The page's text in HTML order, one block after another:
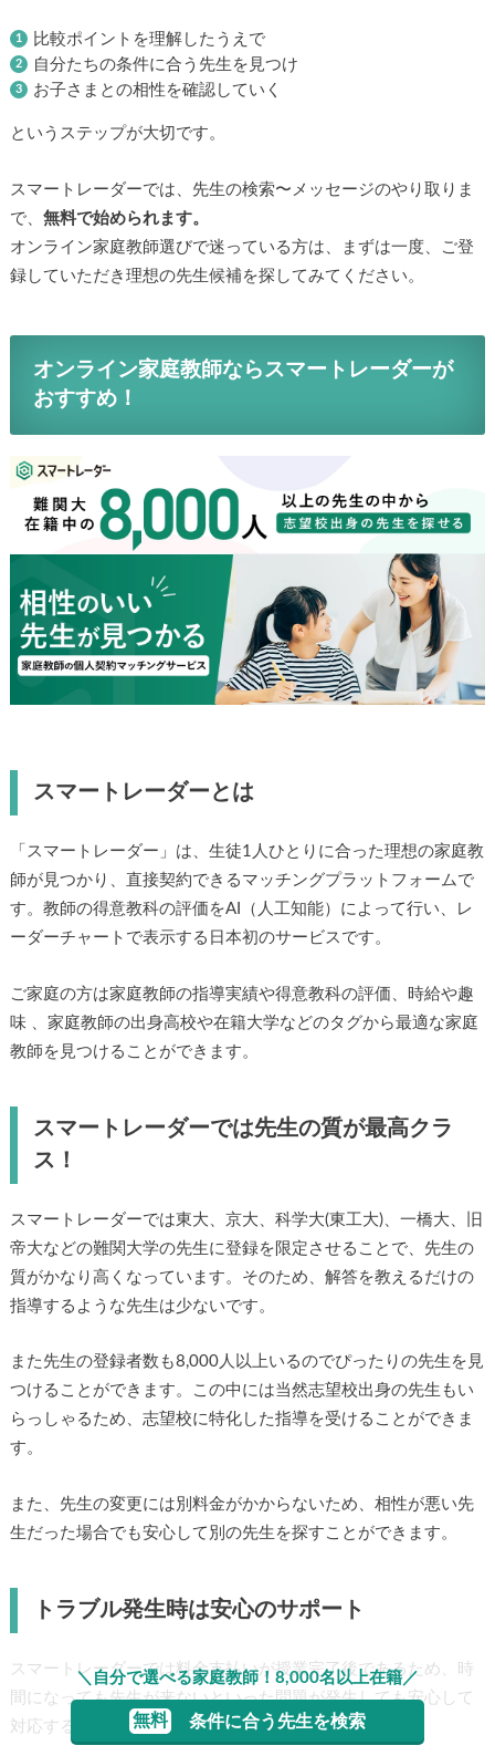
比較ポイントを理解したうえで
自分たちの条件に合う先生を見つけ
お子さまとの相性を確認していく
というステップが大切です。
スマートレーダーでは、先生の検索〜メッセージのやり取りま
で、 無料で始められます。
オンライン家庭教師選びで迷っている方は、まずは一度、ご登
録していただき理想の先生候補を探してみてください。
オンライン家庭教師ならスマートレーダーが
おすすめ！
スマートレーダーとは
「スマートレーダー」は、生徒1人ひとりに合った理想の家庭教
師が見つかり、直接契約できるマッチングプラットフォームで
す。教師の得意教科の評価をAI（人工知能）によって行い、レ
ーダーチャートで表示する日本初のサービスです。
ご家庭の方は家庭教師の指導実績や得意教科の評価、時給や趣
味 、家庭教師の出身高校や在籍大学などのタグから最適な家庭
教師を見つけることができます。
スマートレーダーでは先生の質が最高クラ
ス！
スマートレーダーでは東大、京大、科学大(東工大)、一橋大、旧
帝大などの難関大学の先生に登録を限定させることで、先生の
質がかなり高くなっています。そのため、解答を教えるだけの
指導するような先生は少ないです。
また先生の登録者数も8,000人以上いるのでぴったりの先生を見
つけることができます。この中には当然志望校出身の先生もい
らっしゃるため、志望校に特化した指導を受けることができま
す。
また、先生の変更には別料金がかからないため、相性が悪い先
生だった場合でも安心して別の先生を探すことができます。
トラブル発生時は安心のサポート
スマートレーダーでは料金支払いが授業完了後であるため、時
間になっても先生が来ないといった問題が発生しても安心して
対応することが可能です。
＼自分で選べる家庭教師！8,000名以上在籍／
無料 条件に合う先生を検索